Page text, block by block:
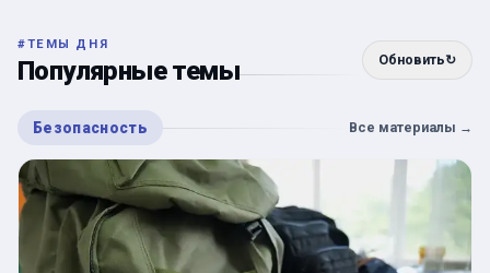
#ТЕМЫ ДНЯ
Популярные темы Обновить↻
Безопасность Все материалы →